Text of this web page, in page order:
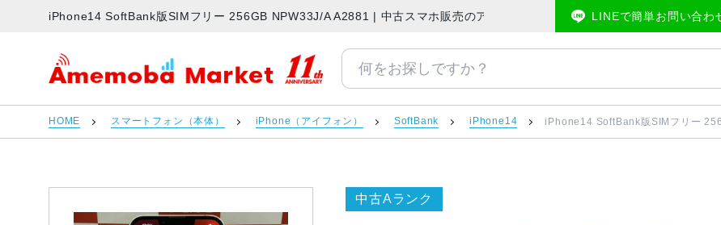
iPhone14 SoftBank版SIMフリー 256GB NPW33J/A A2881 | 中古スマホ販売のアメモバマーケット LINEで簡単お問い合わ
アメモバマーケット
HOME スマートフォン（本体） iPhone（アイフォン） SoftBank iPhone14 iPhone14 SoftBank版SIMフリー
中古Aランク